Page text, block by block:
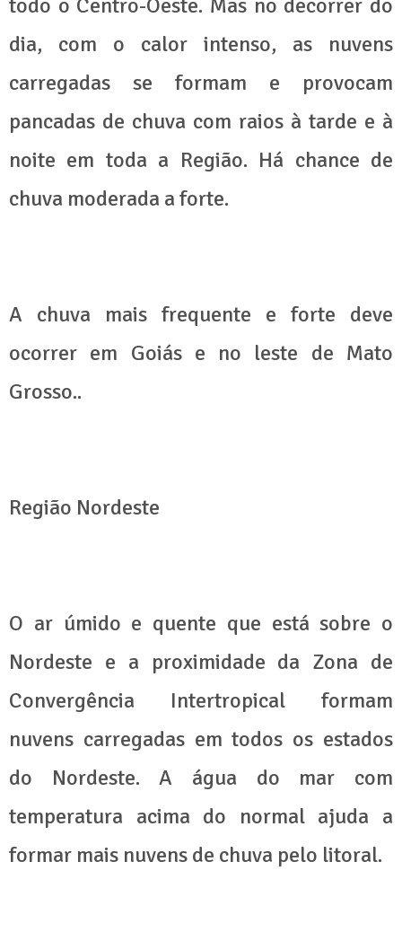
todo o Centro-Oeste. Mas no decorrer do
dia, com o calor intenso, as nuvens
carregadas se formam e provocam
pancadas de chuva com raios à tarde e à
noite em toda a Região. Há chance de
chuva moderada a forte.
A chuva mais frequente e forte deve
ocorrer em Goiás e no leste de Mato
Grosso..
Região Nordeste
O ar úmido e quente que está sobre o
Nordeste e a proximidade da Zona de
Convergência Intertropical formam
nuvens carregadas em todos os estados
do Nordeste. A água do mar com
temperatura acima do normal ajuda a
formar mais nuvens de chuva pelo litoral.